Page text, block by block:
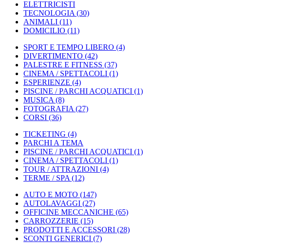
ELETTRICISTI
TECNOLOGIA (30)
ANIMALI (11)
DOMICILIO (11)
SPORT E TEMPO LIBERO (4)
DIVERTIMENTO (42)
PALESTRE E FITNESS (37)
CINEMA / SPETTACOLI (1)
ESPERIENZE (4)
PISCINE / PARCHI ACQUATICI (1)
MUSICA (8)
FOTOGRAFIA (27)
CORSI (36)
TICKETING (4)
PARCHI A TEMA
PISCINE / PARCHI ACQUATICI (1)
CINEMA / SPETTACOLI (1)
TOUR / ATTRAZIONI (4)
TERME / SPA (12)
AUTO E MOTO (147)
AUTOLAVAGGI (27)
OFFICINE MECCANICHE (65)
CARROZZERIE (15)
PRODOTTI E ACCESSORI (28)
SCONTI GENERICI (7)